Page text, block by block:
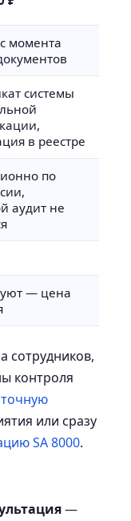
момента
системы
в реестре
по
аудит не
— цена
сотрудников,
контроля
или сразу
SA 8000.
—